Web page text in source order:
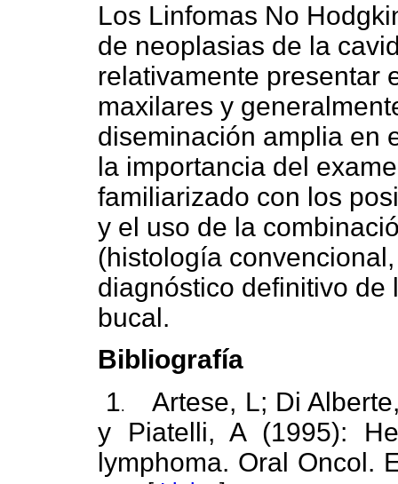
Los Linfomas No
de neoplasias de la
relativamente presentar
maxilares y
diseminación amplia en
la importancia del
familiarizado con los
y el uso de la
(histología
diagnóstico definitivo de
bucal.
Bibliografía
1.
Artese, L; Di
y Piatelli, A (1995):
lymphoma. Oral Oncol.